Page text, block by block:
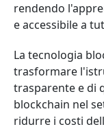
rendendo
e accessibile a
La tecnologia
trasformare
trasparente e di
blockchain nel
ridurre i costi